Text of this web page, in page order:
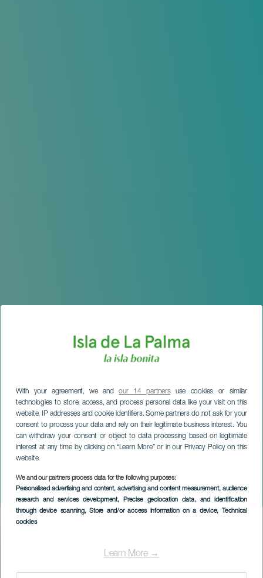
With your agreement, we andour 14 partnersuse cookies or similar
technologies to store, access, and process personal data like your visit on this
website, IP addresses and cookie identifiers. Some partners do not ask for your
consent to process your data and rely on their legitimate business interest. You
can withdraw your consent or object to data processing based on legitimate
interest at any time by clicking on “Learn More” or in our Privacy Policy on this
website.
We and our partners process data for the following purposes:
Personalised advertising and content, advertising and content measurement, audience
research and services development, Precise geolocation data, and identification
through device scanning, Store and/or access information on a device, Technical
cookies
Learn More →
Festival Orillas del Son
LA PALMA
Imagen